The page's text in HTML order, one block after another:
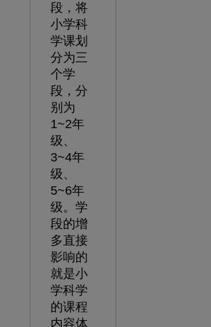
段，将
小学科
学课划
分为三
个学
段，分
别为
1~2年
级、
3~4年
级、
5~6年
级。学
段的增
多直接
影响的
就是小
学科学
的课程
内容体